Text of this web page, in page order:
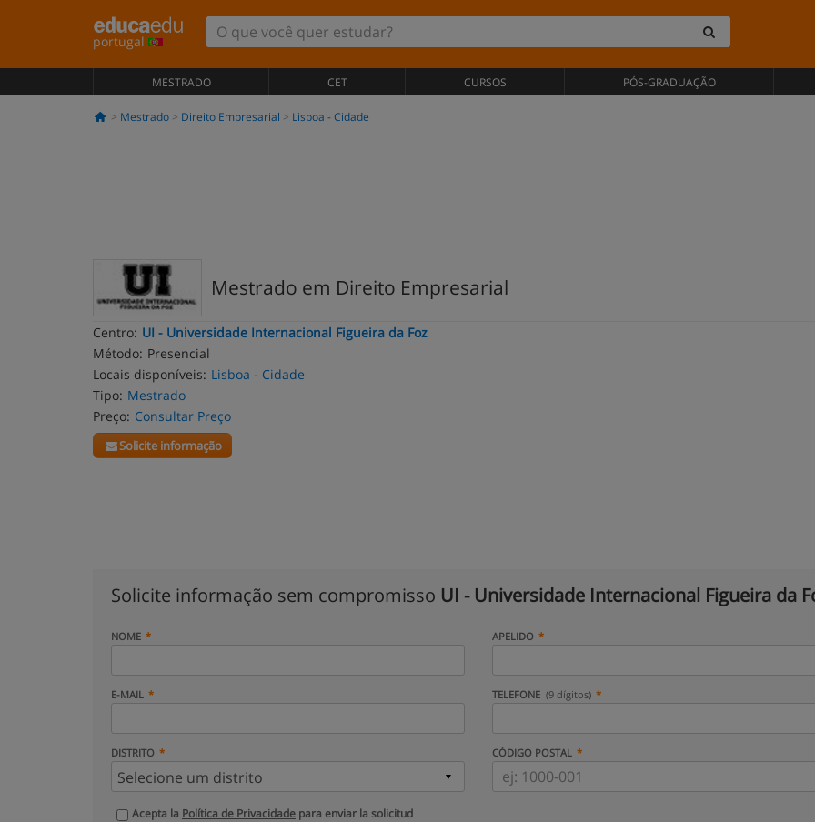
portugal
MESTRADO CET CURSOS PÓS-GRADUAÇÃO
Mestrado Direito Empresarial Lisboa - Cidade
Mestrado em Direito Empresarial
Centro: UI - Universidade Internacional Figueira da Foz
Método: Presencial
Locais disponíveis: Lisboa - Cidade
Tipo: Mestrado
Preço: Consultar Preço
Solicite informação
Solicite informação sem compromisso UI - Universidade Internacional Figueira da
NOME APELIDO
E-MAIL TELEFONE (9 dígitos)
DISTRITO CÓDIGO POSTAL
Acepta la Política de Privacidade para enviar la solicitud